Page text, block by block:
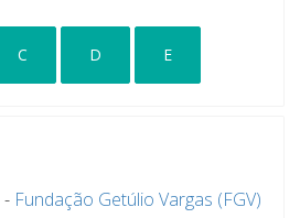
C D E
- Fundação Getúlio Vargas (FGV)